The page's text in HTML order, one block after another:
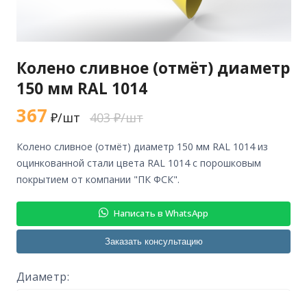
Колено сливное (отмёт) диаметр
150 мм RAL 1014
367 ₽/шт 403 ₽/шт
колено сливное (отмёт) диаметр 150 мм RAL 1014 из
оцинкованной стали цвета RAL 1014 с порошковым
покрытием от компании "ПК ФСК".
Написать в WhatsApp
Заказать консультацию
Диаметр: